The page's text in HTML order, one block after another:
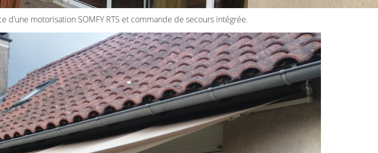
motorisation SOMFY RTS et commande de secours intégrée.